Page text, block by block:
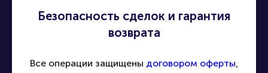
Безопасность сделок и гарантия
возврата
Все операции защищены договором оферты,